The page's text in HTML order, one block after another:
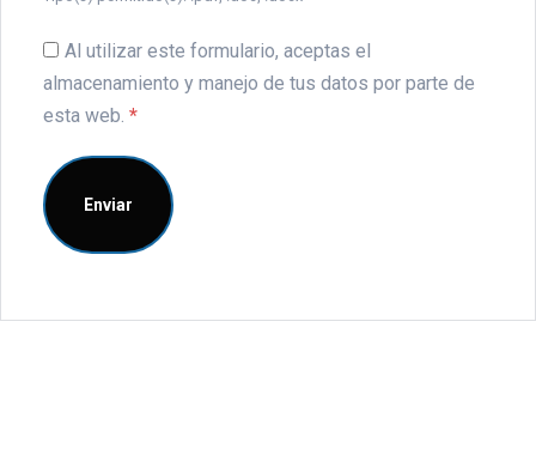
Al utilizar este formulario, aceptas el
almacenamiento y manejo de tus datos por parte de
esta web. *